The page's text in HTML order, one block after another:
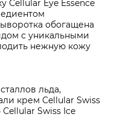
Cellular Eye Essence
обогащена
с уникальными
нежную кожу
льда,
крем Cellular Swiss
Swiss Ice